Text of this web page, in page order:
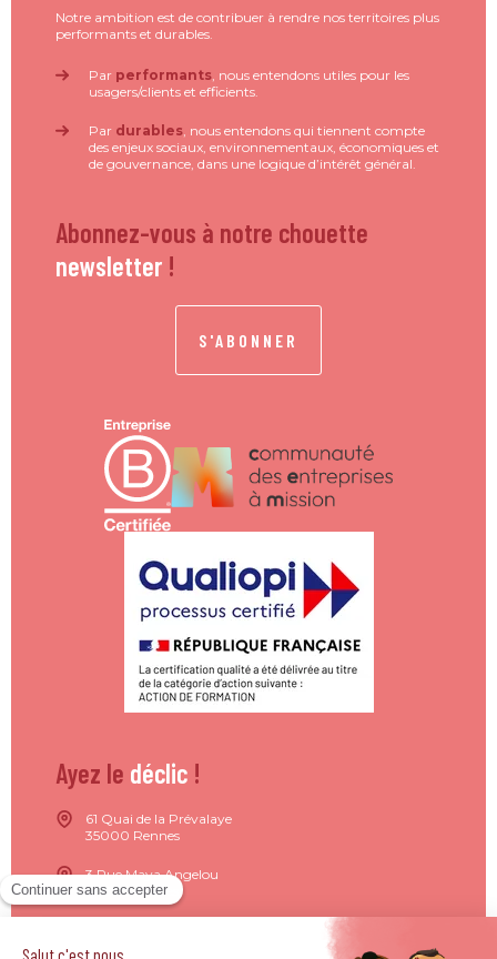
Notre ambition est de contribuer à rendre nos territoires plus
performants et durables.
Par performants, nous entendons utiles pour les
usagers/clients et efficients.
Par durables, nous entendons qui tiennent compte
des enjeux sociaux, environnementaux, économiques et
de gouvernance, dans une logique d’intérêt général.
Abonnez-vous à notre chouette
newsletter !
S'ABONNER
Ayez le déclic !
61 Quai de la Prévalaye
35000 Rennes
3 Rue Maya Angelou
44200 Nantes